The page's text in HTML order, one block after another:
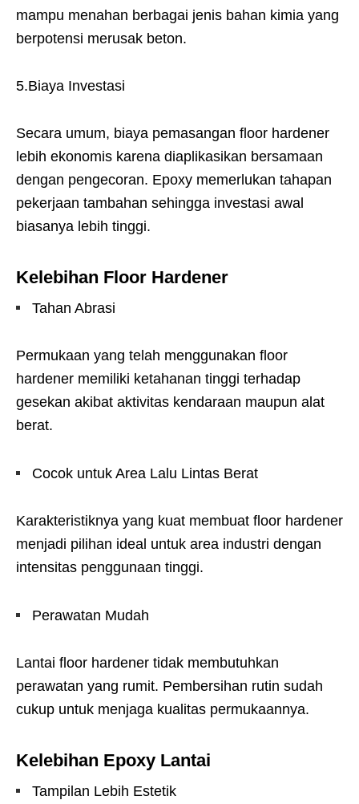
mampu menahan berbagai jenis bahan kimia yang
berpotensi merusak beton.
5.Biaya Investasi
Secara umum, biaya pemasangan floor hardener
lebih ekonomis karena diaplikasikan bersamaan
dengan pengecoran. Epoxy memerlukan tahapan
pekerjaan tambahan sehingga investasi awal
biasanya lebih tinggi.
Kelebihan Floor Hardener
Tahan Abrasi
Permukaan yang telah menggunakan floor
hardener memiliki ketahanan tinggi terhadap
gesekan akibat aktivitas kendaraan maupun alat
berat.
Cocok untuk Area Lalu Lintas Berat
Karakteristiknya yang kuat membuat floor hardener
menjadi pilihan ideal untuk area industri dengan
intensitas penggunaan tinggi.
Perawatan Mudah
Lantai floor hardener tidak membutuhkan
perawatan yang rumit. Pembersihan rutin sudah
cukup untuk menjaga kualitas permukaannya.
Kelebihan Epoxy Lantai
Tampilan Lebih Estetik